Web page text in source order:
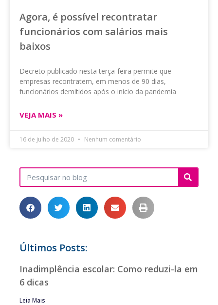
Agora, é possível recontratar
funcionários com salários mais
baixos
Decreto publicado nesta terça-feira permite que
empresas recontratem, em menos de 90 dias,
funcionários demitidos após o início da pandemia
VEJA MAIS »
16 de julho de 2020 Nenhum comentário
Últimos Posts:
Inadimplência escolar: Como reduzi-la em
6 dicas
Leia Mais